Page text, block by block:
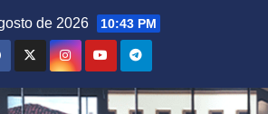
de 2026 10:43 PM